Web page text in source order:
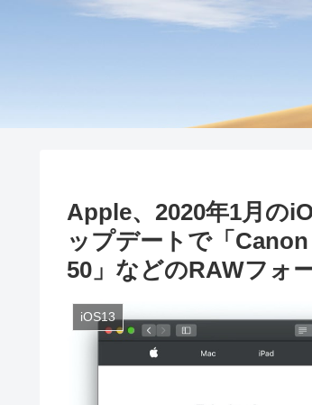
Apple、2020年1月の
ップデートで「
50」などのRAWフォ
iOS13